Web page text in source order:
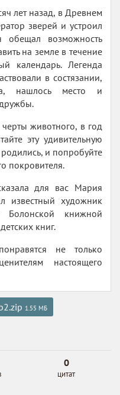
лет назад, в Древнем
зверей и устроил
обещал возможность
на земле в течение
календарь. Легенда
в состязании,
нашлось место и
черты животного, в год
эту удивительную
и попробуйте
покровителя.
для вас Мария
известный художник
Болонской книжной
книг.
не только
настоящего
1.55 МБ
0
цитат